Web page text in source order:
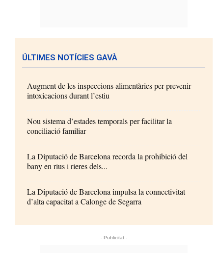
ÚLTIMES NOTÍCIES GAVÀ
Augment de les inspeccions alimentàries per prevenir
intoxicacions durant l’estiu
Nou sistema d’estades temporals per facilitar la
conciliació familiar
La Diputació de Barcelona recorda la prohibició del
bany en rius i rieres dels...
La Diputació de Barcelona impulsa la connectivitat
d’alta capacitat a Calonge de Segarra
- Publicitat -